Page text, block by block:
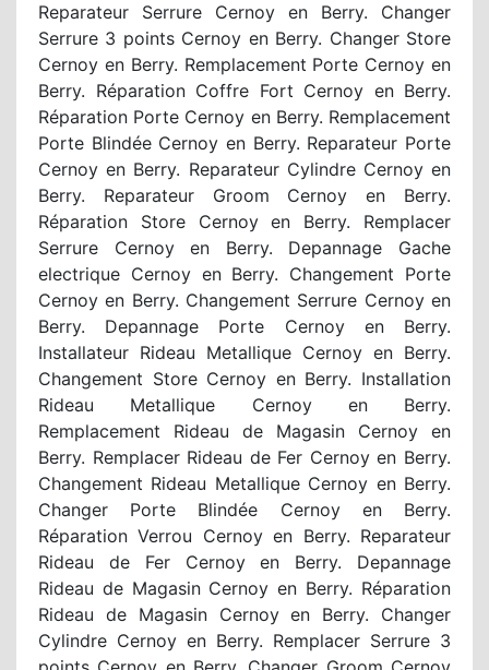
Reparateur Serrure Cernoy en Berry. Changer
Serrure 3 points Cernoy en Berry. Changer Store
Cernoy en Berry. Remplacement Porte Cernoy en
Berry. Réparation Coffre Fort Cernoy en Berry.
Réparation Porte Cernoy en Berry. Remplacement
Porte Blindée Cernoy en Berry. Reparateur Porte
Cernoy en Berry. Reparateur Cylindre Cernoy en
Berry. Reparateur Groom Cernoy en Berry.
Réparation Store Cernoy en Berry. Remplacer
Serrure Cernoy en Berry. Depannage Gache
electrique Cernoy en Berry. Changement Porte
Cernoy en Berry. Changement Serrure Cernoy en
Berry. Depannage Porte Cernoy en Berry.
Installateur Rideau Metallique Cernoy en Berry.
Changement Store Cernoy en Berry. Installation
Rideau Metallique Cernoy en Berry.
Remplacement Rideau de Magasin Cernoy en
Berry. Remplacer Rideau de Fer Cernoy en Berry.
Changement Rideau Metallique Cernoy en Berry.
Changer Porte Blindée Cernoy en Berry.
Réparation Verrou Cernoy en Berry. Reparateur
Rideau de Fer Cernoy en Berry. Depannage
Rideau de Magasin Cernoy en Berry. Réparation
Rideau de Magasin Cernoy en Berry. Changer
Cylindre Cernoy en Berry. Remplacer Serrure 3